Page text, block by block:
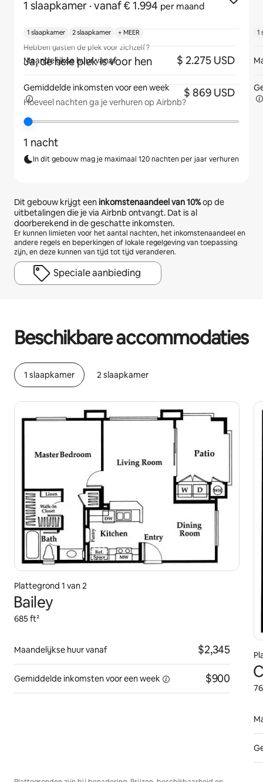
1 slaapkamer · vanaf € 1.994 per maand
Hebben gasten de plek voor zichzelf?
Ja, de hele plek is voor hen
Hoeveel nachten ga je verhuren op Airbnb?
1 nacht
In dit gebouw mag je maximaal 120 nachten per jaar verhuren
Dit gebouw krijgt eeninkomstenaandeel van10%op de
uitbetalingen die je via Airbnb ontvangt. Dat is al
doorberekend in de geschatte inkomsten.
Er kunnen limieten voor het aantal nachten, het inkomstenaandeel en
andere regels en beperkingen of lokale regelgeving van toepassing
zijn, en deze kunnen van tijd tot tijd veranderen.
Speciale aanbieding
Beschikbare accommodaties
1 slaapkamer 2 slaapkamer
Plattegrond 1 van 2
Bailey
685 ft²
Maandelijkse huur vanaf $2,345
Gemiddelde inkomsten vooreen week $900
1 slaapkamer 2 slaapkamer + MEER
Maandelijkse huur vanaf $ 2.275 USD
Gemiddelde inkomsten vooreen week $ 869 USD
1